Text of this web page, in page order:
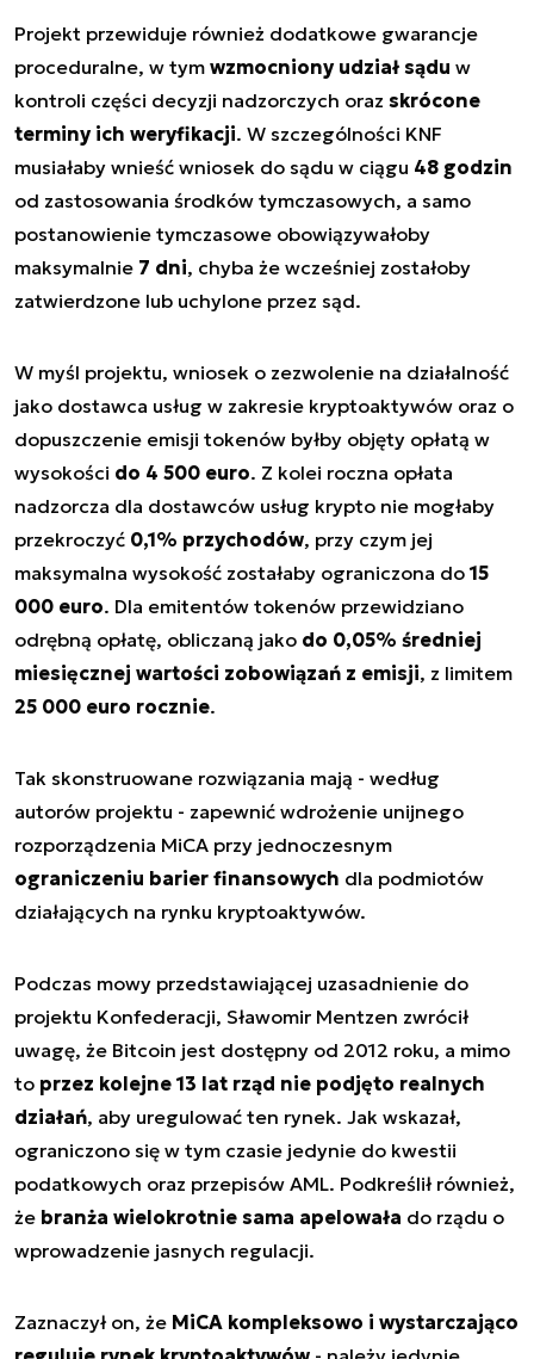
Projekt przewiduje również dodatkowe gwarancje
proceduralne, w tym wzmocniony udział sądu w
kontroli części decyzji nadzorczych oraz skrócone
terminy ich weryfikacji. W szczególności KNF
musiałaby wnieść wniosek do sądu w ciągu 48 godzin
od zastosowania środków tymczasowych, a samo
postanowienie tymczasowe obowiązywałoby
maksymalnie 7 dni, chyba że wcześniej zostałoby
zatwierdzone lub uchylone przez sąd.
W myśl projektu, wniosek o zezwolenie na działalność
jako dostawca usług w zakresie kryptoaktywów oraz o
dopuszczenie emisji tokenów byłby objęty opłatą w
wysokości do 4 500 euro. Z kolei roczna opłata
nadzorcza dla dostawców usług krypto nie mogłaby
przekroczyć 0,1% przychodów, przy czym jej
maksymalna wysokość zostałaby ograniczona do 15
000 euro. Dla emitentów tokenów przewidziano
odrębną opłatę, obliczaną jako do 0,05% średniej
miesięcznej wartości zobowiązań z emisji, z limitem
25 000 euro rocznie.
Tak skonstruowane rozwiązania mają - według
autorów projektu - zapewnić wdrożenie unijnego
rozporządzenia MiCA przy jednoczesnym
ograniczeniu barier finansowych dla podmiotów
działających na rynku kryptoaktywów.
Podczas mowy przedstawiającej uzasadnienie do
projektu Konfederacji, Sławomir Mentzen zwrócił
uwagę, że Bitcoin jest dostępny od 2012 roku, a mimo
to przez kolejne 13 lat rząd nie podjęto realnych
działań, aby uregulować ten rynek. Jak wskazał,
ograniczono się w tym czasie jedynie do kwestii
podatkowych oraz przepisów AML. Podkreślił również,
że branża wielokrotnie sama apelowała do rządu o
wprowadzenie jasnych regulacji.
Zaznaczył on, że MiCA kompleksowo i wystarczająco